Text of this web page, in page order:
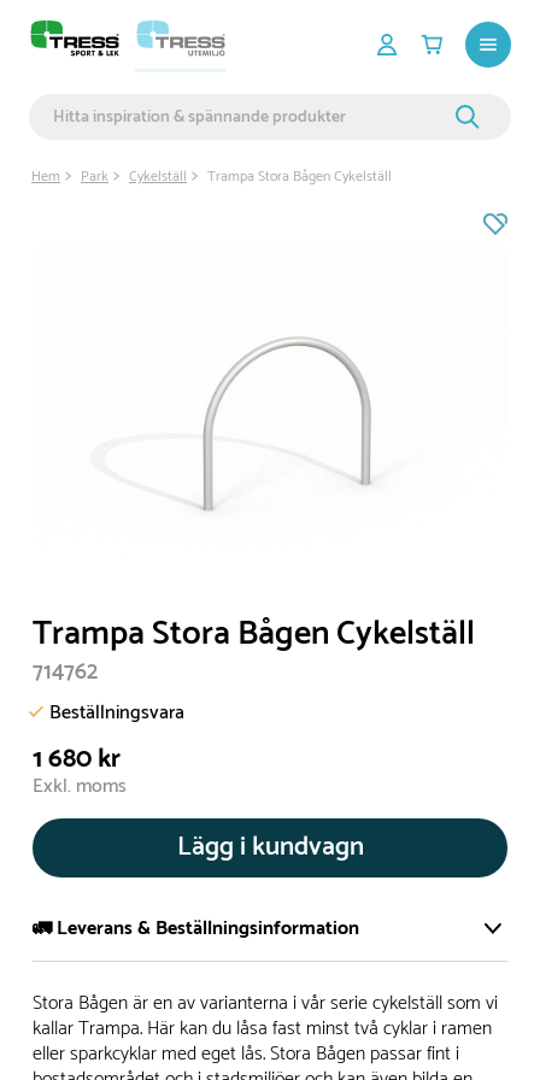
Hem Park Cykelställ Trampa Stora Bågen Cykelställ
Trampa Stora Bågen Cykelställ
714762
Beställningsvara
1 680 kr
Exkl. moms
Lägg i kundvagn
🚛 Leverans & Beställningsinformation
Normalt sätt tillverkar vi alla produkter efter beställning.
Detta gör vi för att garantera att du inte ska få en produkt
som legat på en hylla under längre tid och därför förkortat
Stora Bågen är en av varianterna i vår serie cykelställ som vi
kallar Trampa. Här kan du låsa fast minst två cyklar i ramen
eller sparkcyklar med eget lås. Stora Bågen passar fint i